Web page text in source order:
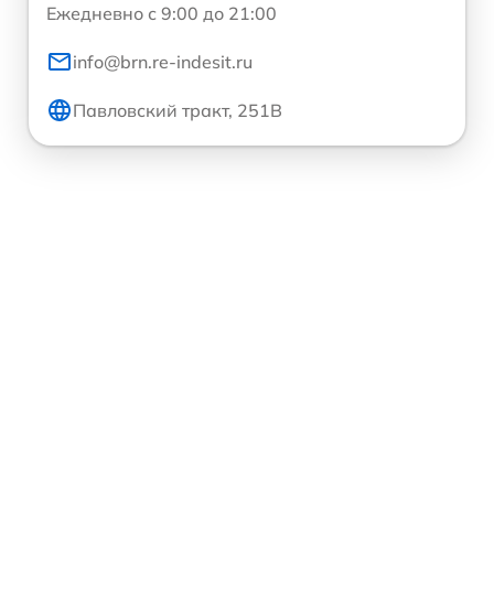
Ежедневно с 9:00 до 21:00
info@brn.re-indesit.ru
Павловский тракт, 251В